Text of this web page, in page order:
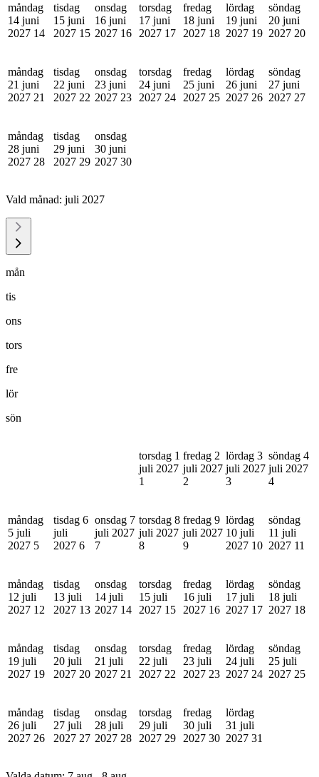
måndag
14 juni
2027 14
tisdag
15 juni
2027 15
onsdag
16 juni
2027 16
torsdag
17 juni
2027 17
fredag
18 juni
2027 18
lördag
19 juni
2027 19
söndag
20 juni
2027 20
måndag
21 juni
2027 21
tisdag
22 juni
2027 22
onsdag
23 juni
2027 23
torsdag
24 juni
2027 24
fredag
25 juni
2027 25
lördag
26 juni
2027 26
söndag
27 juni
2027 27
måndag
28 juni
2027 28
tisdag
29 juni
2027 29
onsdag
30 juni
2027 30
Vald månad: juli 2027
mån
tis
ons
tors
fre
lör
sön
torsdag 1
juli 2027
1
fredag 2
juli 2027
2
lördag 3
juli 2027
3
söndag 4
juli 2027
4
måndag
5 juli
2027 5
tisdag 6
juli
2027 6
onsdag 7
juli 2027
7
torsdag 8
juli 2027
8
fredag 9
juli 2027
9
lördag
10 juli
2027 10
söndag
11 juli
2027 11
måndag
12 juli
2027 12
tisdag
13 juli
2027 13
onsdag
14 juli
2027 14
torsdag
15 juli
2027 15
fredag
16 juli
2027 16
lördag
17 juli
2027 17
söndag
18 juli
2027 18
måndag
19 juli
2027 19
tisdag
20 juli
2027 20
onsdag
21 juli
2027 21
torsdag
22 juli
2027 22
fredag
23 juli
2027 23
lördag
24 juli
2027 24
söndag
25 juli
2027 25
måndag
26 juli
2027 26
tisdag
27 juli
2027 27
onsdag
28 juli
2027 28
torsdag
29 juli
2027 29
fredag
30 juli
2027 30
lördag
31 juli
2027 31